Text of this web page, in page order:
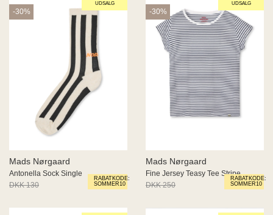
UDSALG
RABATKODE:
SOMMER10
-30%
Mads Nørgaard
Antonella Sock Single
DKK 130
DKK 91
UDSALG
RABATKODE:
SOMMER10
-30%
Mads Nørgaard
Fine Jersey Teasy Tee Stripe
DKK 250
DKK 175